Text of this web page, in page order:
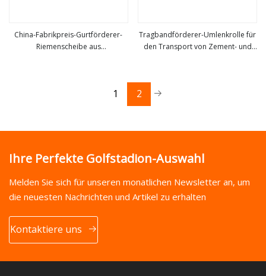
China-Fabrikpreis-Gurtförderer-
Riemenscheibe aus
Kohle-/Getreide-/Hafen-/Betonwerke
Tragbandförderer-Umlenkrolle für
den Transport von Zement- und
1 2
Ihre Perfekte Golfstadion-Auswahl
Melden Sie sich für unseren monatlichen Newsletter an, um
die neuesten Nachrichten und Artikel zu erhalten
Kontaktiere uns